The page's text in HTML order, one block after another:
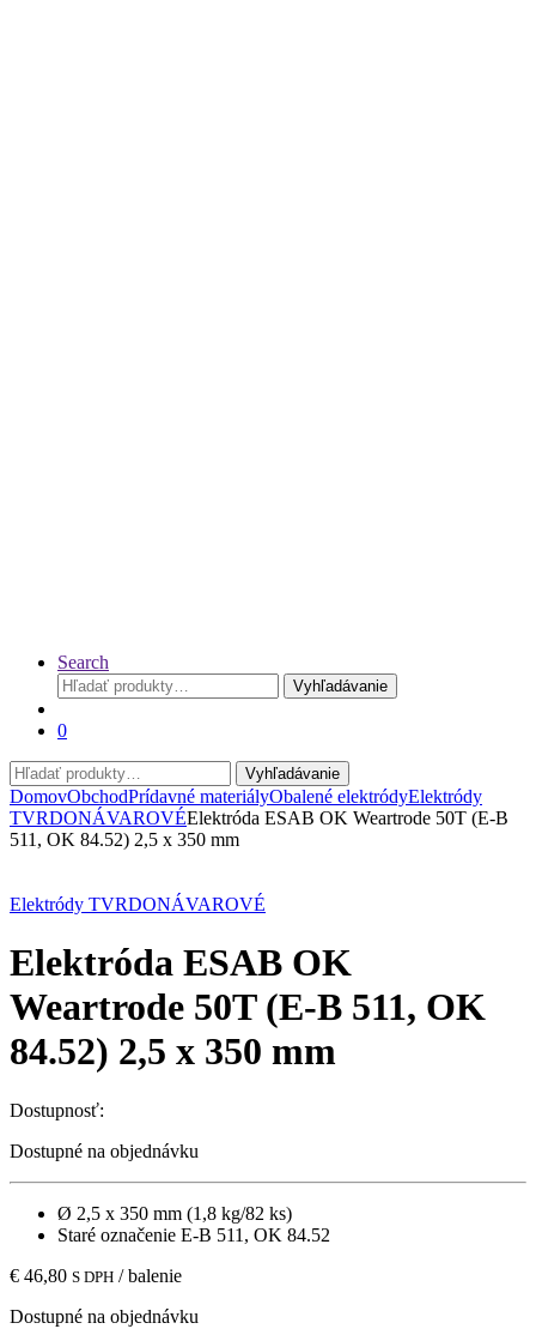
Search
Hľadať:
Vyhľadávanie
0
Hľadať:
Vyhľadávanie
DomovObchodPrídavné materiályObalené elektródyElektródy
TVRDONÁVAROVÉElektróda ESAB OK Weartrode 50T (E-B
511, OK 84.52) 2,5 x 350 mm
Elektródy TVRDONÁVAROVÉ
Elektróda ESAB OK
Weartrode 50T (E-B 511, OK
84.52) 2,5 x 350 mm
Dostupnosť:
Dostupné na objednávku
Ø 2,5 x 350 mm (1,8 kg/82 ks)
Staré označenie E-B 511, OK 84.52
€ 46,80 S DPH / balenie
Dostupné na objednávku